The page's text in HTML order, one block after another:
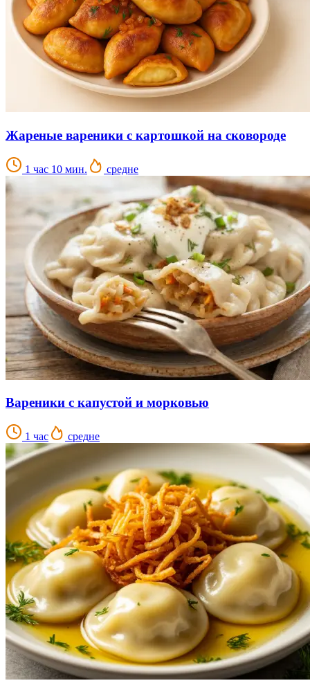
Жареные вареники с картошкой на сковороде
1 час 10 мин. средне
Вареники с капустой и морковью
1 час средне